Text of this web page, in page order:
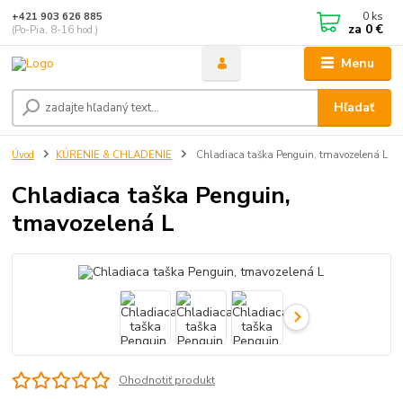
Menu
Hľadať
+421 903 626 885
(Po-Pia, 8-16 hod.)
0 ks
za 0 €
Úvod KÚRENIE & CHLADENIE Chladiaca taška Penguin, tmavozelená L
Chladiaca taška Penguin,
tmavozelená L
Ohodnotiť produkt